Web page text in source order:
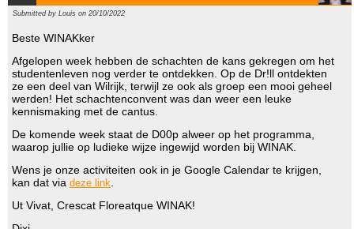
Submitted by Louis on 20/10/2022
Beste WINAKker
Afgelopen week hebben de schachten de kans gekregen om het
studentenleven nog verder te ontdekken. Op de Dr!ll ontdekten
ze een deel van Wilrijk, terwijl ze ook als groep een mooi geheel
werden! Het schachtenconvent was dan weer een leuke
kennismaking met de cantus.
De komende week staat de D00p alweer op het programma,
waarop jullie op ludieke wijze ingewijd worden bij WINAK.
Wens je onze activiteiten ook in je Google Calendar te krijgen,
kan dat via deze link
Ut Vivat, Crescat Floreatque WINAK!